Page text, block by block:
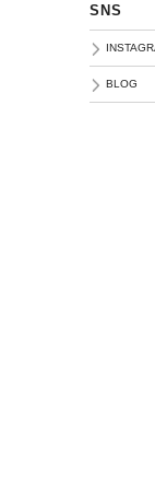
SNS
BLOG